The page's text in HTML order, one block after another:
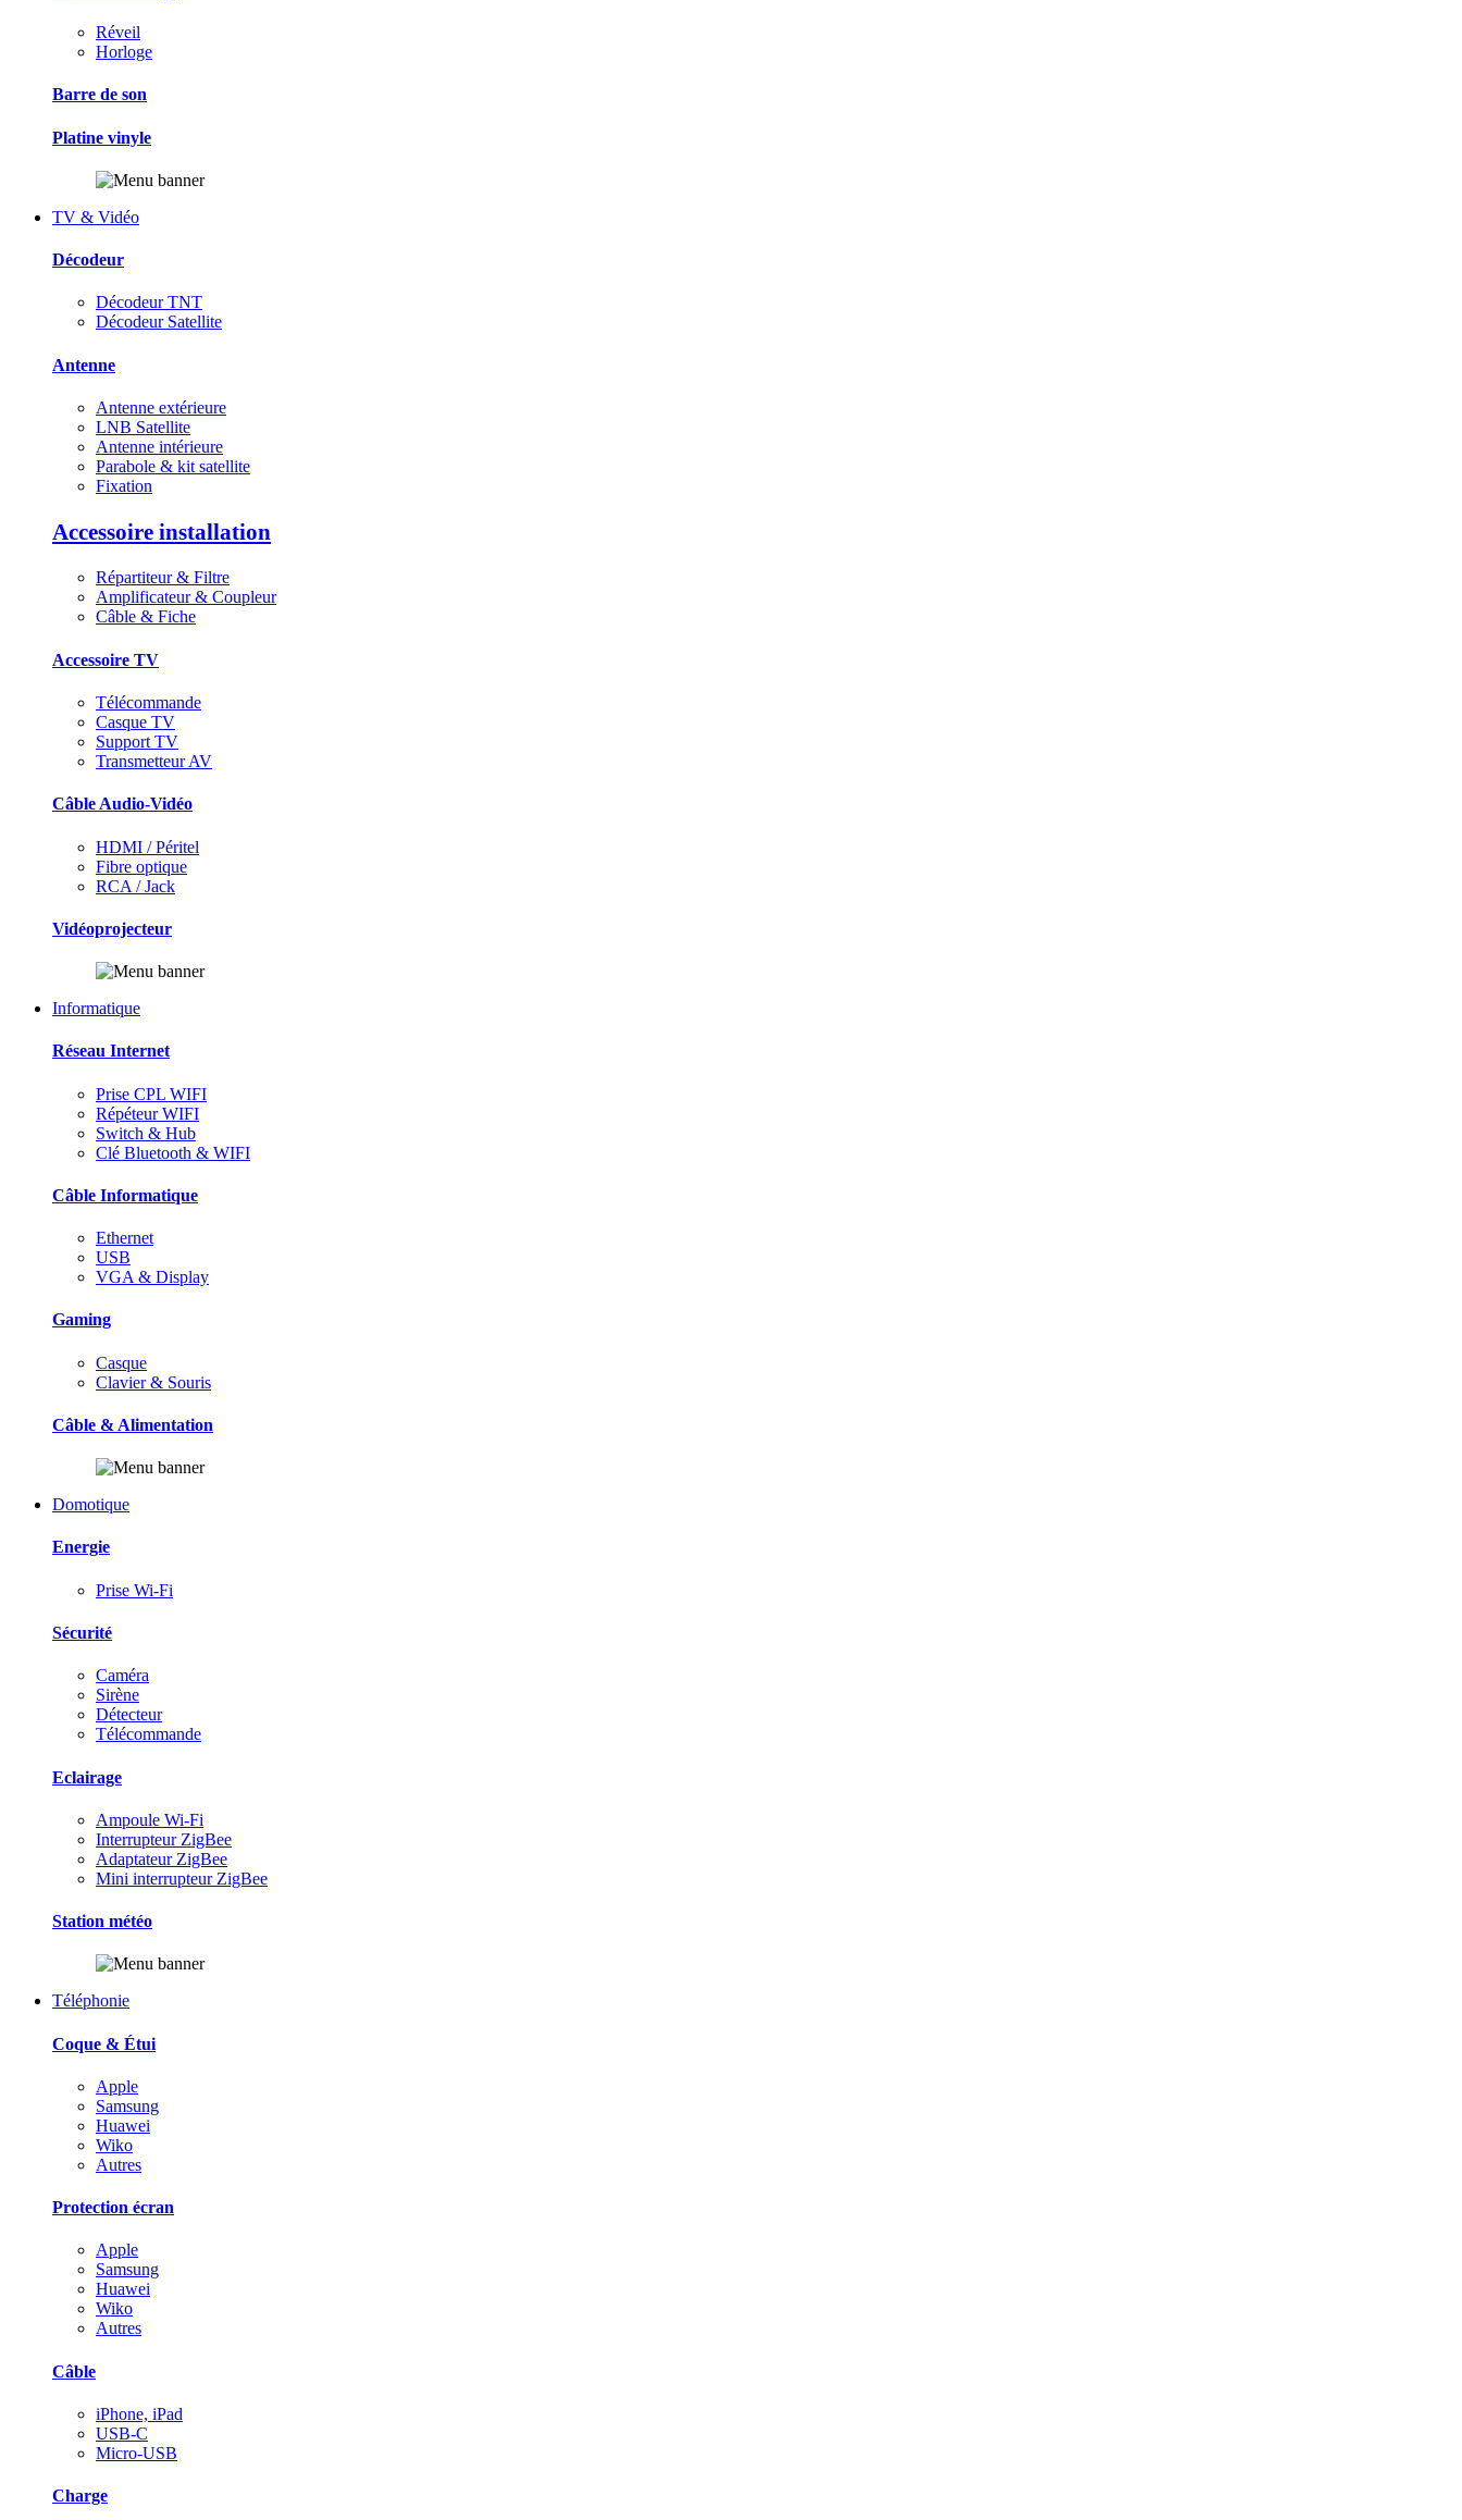
Réveil
Horloge
Barre de son
Platine vinyle
TV & Vidéo
Décodeur
Décodeur TNT
Décodeur Satellite
Antenne
Antenne extérieure
LNB Satellite
Antenne intérieure
Parabole & kit satellite
Fixation
Accessoire installation
Répartiteur & Filtre
Amplificateur & Coupleur
Câble & Fiche
Accessoire TV
Télécommande
Casque TV
Support TV
Transmetteur AV
Câble Audio-Vidéo
HDMI / Péritel
Fibre optique
RCA / Jack
Vidéoprojecteur
Informatique
Réseau Internet
Prise CPL WIFI
Répéteur WIFI
Switch & Hub
Clé Bluetooth & WIFI
Câble Informatique
Ethernet
USB
VGA & Display
Gaming
Casque
Clavier & Souris
Câble & Alimentation
Domotique
Energie
Prise Wi-Fi
Sécurité
Caméra
Sirène
Détecteur
Télécommande
Eclairage
Ampoule Wi-Fi
Interrupteur ZigBee
Adaptateur ZigBee
Mini interrupteur ZigBee
Station météo
Téléphonie
Coque & Étui
Apple
Samsung
Huawei
Wiko
Autres
Protection écran
Apple
Samsung
Huawei
Wiko
Autres
Câble
iPhone, iPad
USB-C
Micro-USB
Charge